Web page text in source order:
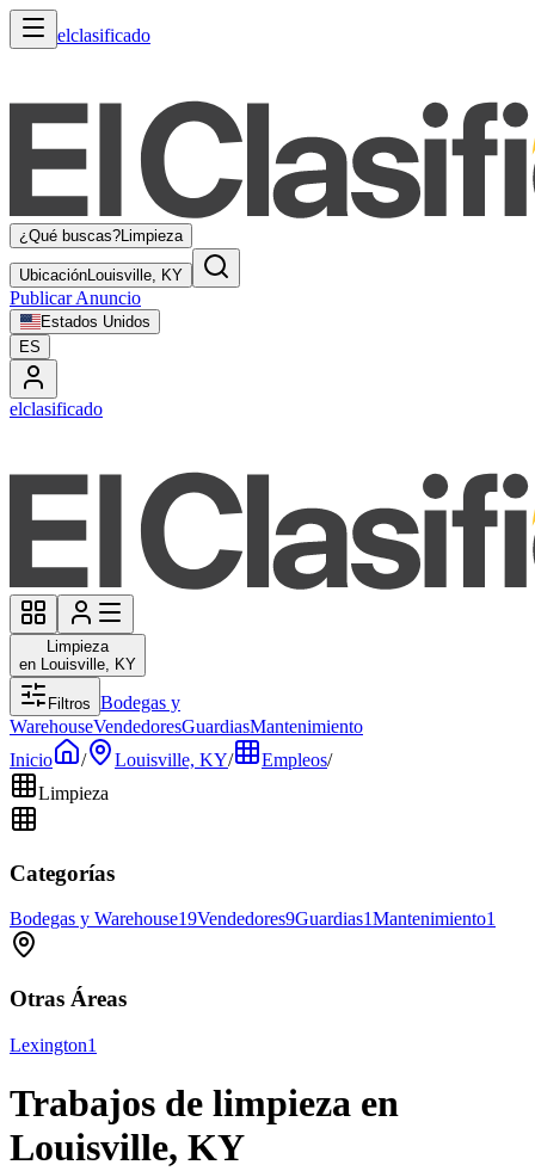
elclasificado
¿Qué buscas?Limpieza
UbicaciónLouisville, KY
Publicar Anuncio
Estados Unidos
ES
elclasificado
Limpieza
en Louisville, KY
Filtros Bodegas y
WarehouseVendedoresGuardiasMantenimiento
Inicio
/ Louisville, KY/ Empleos/
Limpieza
Categorías
Bodegas y Warehouse19Vendedores9Guardias1Mantenimiento1
Otras Áreas
Lexington1
Trabajos de limpieza en
Louisville, KY